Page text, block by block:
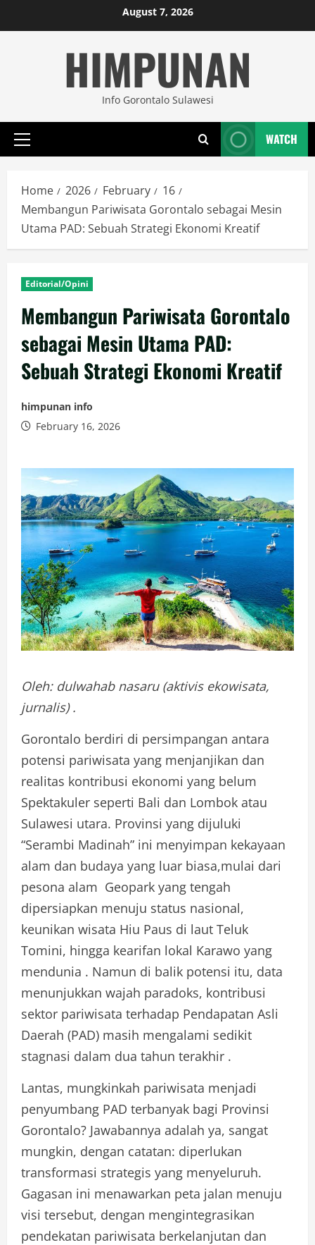
to
August 7, 2026
HIMPUNAN
Info Gorontalo Sulawesi
Primary
WATCH
Home 2026 February
16
Membangun Pariwisata Gorontalo sebagai Mesin
Utama PAD: Sebuah Strategi Ekonomi Kreatif
Editorial/Opini
Membangun Pariwisata Gorontalo
sebagai Mesin Utama PAD:
Sebuah Strategi Ekonomi Kreatif
himpunan info
February 16, 2026
Oleh: dulwahab nasaru (aktivis ekowisata,
jurnalis) .
Gorontalo berdiri di persimpangan antara
potensi pariwisata yang menjanjikan dan
realitas kontribusi ekonomi yang belum
Spektakuler seperti Bali dan Lombok atau
Sulawesi utara. Provinsi yang dijuluki
“Serambi Madinah” ini menyimpan kekayaan
alam dan budaya yang luar biasa,mulai dari
pesona alam Geopark yang tengah
dipersiapkan menuju status nasional,
keunikan wisata Hiu Paus di laut Teluk
Tomini, hingga kearifan lokal Karawo yang
mendunia . Namun di balik potensi itu, data
menunjukkan wajah paradoks, kontribusi
sektor pariwisata terhadap Pendapatan Asli
Daerah (PAD) masih mengalami sedikit
stagnasi dalam dua tahun terakhir .
Lantas, mungkinkah pariwisata menjadi
penyumbang PAD terbanyak bagi Provinsi
Gorontalo? Jawabannya adalah ya, sangat
mungkin, dengan catatan: diperlukan
transformasi strategis yang menyeluruh.
Gagasan ini menawarkan peta jalan menuju
visi tersebut, dengan mengintegrasikan
pendekatan pariwisata berkelanjutan dan